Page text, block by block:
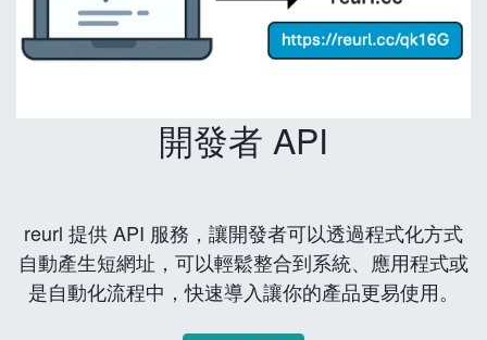
開發者 API
reurl 提供 API 服務，讓開發者可以透過程式化方式
自動產生短網址，可以輕鬆整合到系統、應用程式或
是自動化流程中，快速導入讓你的產品更易使用。